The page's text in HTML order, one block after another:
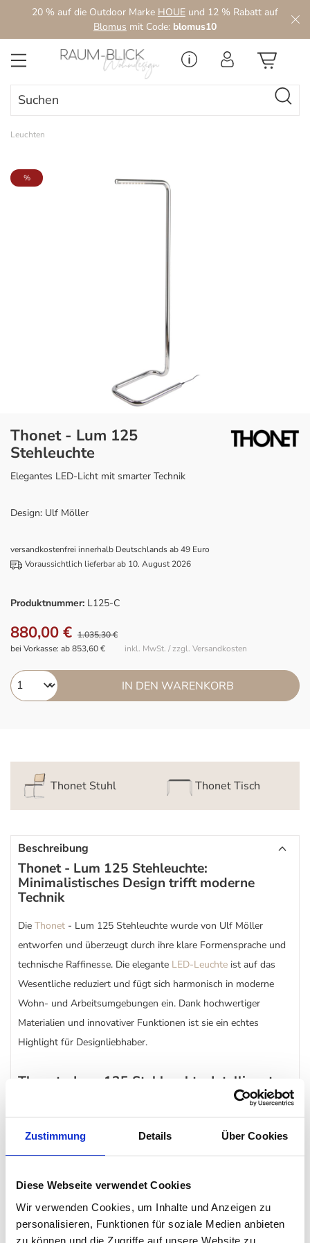
Zustimmung Details Über Cookies
Diese Webseite verwendet Cookies
Wir verwenden Cookies, um Inhalte und Anzeigen zu
personalisieren, Funktionen für soziale Medien anbieten
zu können und die Zugriffe auf unsere Website zu
Zum Hauptinhalt springen
20 % auf die Outdoor Marke HOUE und 12 % Rabatt auf
Blomus mit Code: blomus10
Leuchten
Bildergalerie überspringen
%
Thonet - Lum 125
Stehleuchte
Elegantes LED-Licht mit smarter Technik
Design: Ulf Möller
versandkostenfrei innerhalb Deutschlands ab 49 Euro
Voraussichtlich lieferbar ab 10. August 2026
Produktnummer: L125-C
880,00 € 1.035,30 €
inkl. MwSt. / zzgl. Versandkosten
bei Vorkasse: ab 853,60 €
IN DEN WARENKORB
Thonet Stuhl Thonet Tisch
Beschreibung
Thonet - Lum 125 Stehleuchte:
Minimalistisches Design trifft moderne
Technik
Die Thonet - Lum 125 Stehleuchte wurde von Ulf Möller
entworfen und überzeugt durch ihre klare Formensprache und
technische Raffinesse. Die elegante LED-Leuchte ist auf das
Wesentliche reduziert und fügt sich harmonisch in moderne
Wohn- und Arbeitsumgebungen ein. Dank hochwertiger
Materialien und innovativer Funktionen ist sie ein echtes
Highlight für Designliebhaber.
Thonet - Lum 125 Stehleuchte: Intelligente
dimmbar, verfügt über eine Berührungsautomatik zum Ein- und
Einstellung merkt. Eine integrierte Einschlafautomatik schaltet
das Licht nach spätestens 4 Stunden ab. Das NightLight sorgt
für ein sanftes Licht am Gestell – ideal für die Nacht.